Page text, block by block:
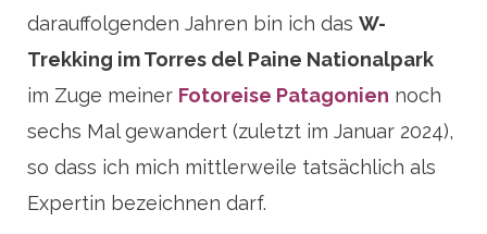
darauffolgenden Jahren bin ich das W-
Trekking im Torres del Paine Nationalpark
im Zuge meiner Fotoreise Patagonien noch
sechs Mal gewandert (zuletzt im Januar 2024),
so dass ich mich mittlerweile tatsächlich als
Expertin bezeichnen darf.